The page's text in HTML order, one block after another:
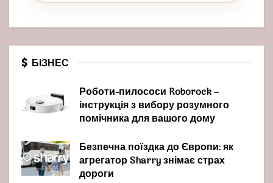
БІЗНЕС
Роботи-пилососи Roborock –
інструкція з вибору розумного
помічника для вашого дому
Безпечна поїздка до Європи: як
агрегатор Sharry знімає страх
дороги